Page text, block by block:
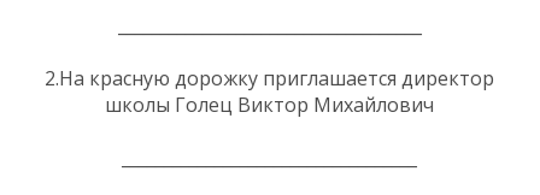
2.На красную дорожку приглашается директор
школы Голец Виктор Михайлович